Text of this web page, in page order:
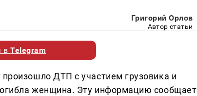
Григорий Орлов
Автор статьи
вTelegram
ДТП с участием грузовика и
женщина. Эту информацию сообщает